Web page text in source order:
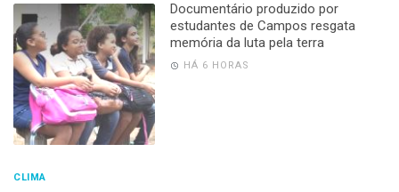
Documentário produzido por
estudantes de Campos resgata
memória da luta pela terra
HÁ 6 HORAS
CLIMA